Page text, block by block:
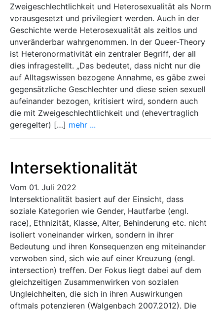
Zweigeschlechtlichkeit und Heterosexualität als Norm
vorausgesetzt und privilegiert werden. Auch in der
Geschichte werde Heterosexualität als zeitlos und
unveränderbar wahrgenommen. In der Queer-Theory
ist Heteronormativität ein zentraler Begriff, der all
dies infragestellt. „Das bedeutet, dass nicht nur die
auf Alltagswissen bezogene Annahme, es gäbe zwei
gegensätzliche Geschlechter und diese seien sexuell
aufeinander bezogen, kritisiert wird, sondern auch
die mit Zweigeschlechtlichkeit und (ehevertraglich
geregelter) […] mehr ...
Intersektionalität
Vom 01. Juli 2022
Intersektionalität basiert auf der Einsicht, dass
soziale Kategorien wie Gender, Hautfarbe (engl.
race), Ethnizität, Klasse, Alter, Behinderung etc. nicht
isoliert voneinander wirken, sondern in ihrer
Bedeutung und ihren Konsequenzen eng miteinander
verwoben sind, sich wie auf einer Kreuzung (engl.
intersection) treffen. Der Fokus liegt dabei auf dem
gleichzeitigen Zusammenwirken von sozialen
Ungleichheiten, die sich in ihren Auswirkungen
oftmals potenzieren (Walgenbach 2007.2012). Die